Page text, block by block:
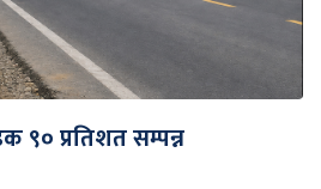
९० प्रतिशत सम्पन्न